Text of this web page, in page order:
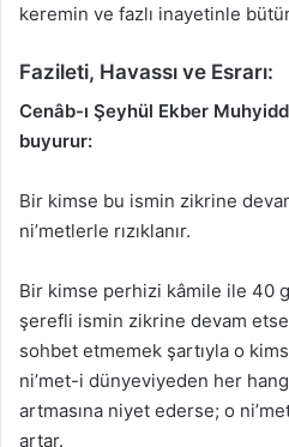
keremin ve fazlı inayetinle
Fazileti, Havassı ve Esrarı:
Cenâb-ı Şeyhül Ekber
buyurur:
Bir kimse bu ismin zikrine
ni’metlerle rızıklanır.
Bir kimse perhizi kâmile ile 40
şerefli ismin zikrine devam
sohbet etmemek şartıyla o
ni’met-i dünyeviyeden her
artmasına niyet ederse; o
artar.